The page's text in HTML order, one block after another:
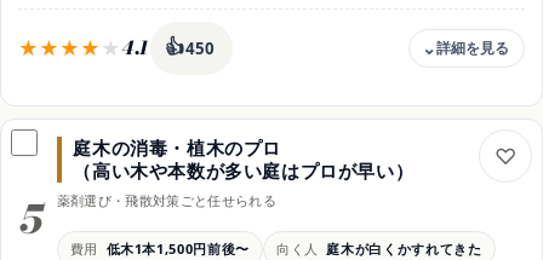
4.1 👍450
費用感
ほぼ0円（ハサミと袋だけ）
強み
卵ごと発生源を減らし延焼を防ぐ
注意
切った葉の放置は逆効果・密封処分
5
庭木の消毒・植木のプロ
（高い木や本数が多い庭はプロが早い）
薬剤選び・飛散対策ごと任せられる
費用 低木1本1,500円前後〜 向く人
庭木が白くかすれてきた